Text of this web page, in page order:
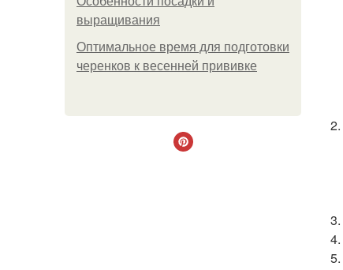
выращивания
Оптимальное время для подготовки
черенков к весенней прививке